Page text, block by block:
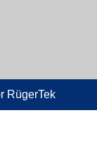
RügerTek